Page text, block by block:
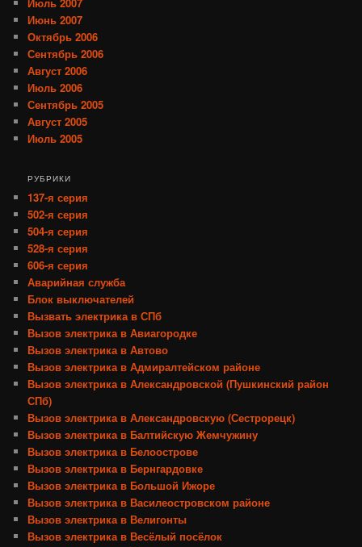
Июнь 2007
Октябрь 2006
Сентябрь 2006
Август 2006
Июль 2006
Сентябрь 2005
Август 2005
Июль 2005
РУБРИКИ
137-я серия
502-я серия
504-я серия
528-я серия
606-я серия
Аварийная служба
Блок выключателей
Вызвать электрика в СПб
Вызов электрика в Авиагородке
Вызов электрика в Автово
Вызов электрика в Адмиралтейском районе
Вызов электрика в Александровской (Пушкинский район
СПб)
Вызов электрика в Александровскую (Сестрорецк)
Вызов электрика в Балтийскую Жемчужину
Вызов электрика в Белоострове
Вызов электрика в Бернгардовке
Вызов электрика в Большой Ижоре
Вызов электрика в Василеостровском районе
Вызов электрика в Велигонты
Вызов электрика в Весёлый посёлок